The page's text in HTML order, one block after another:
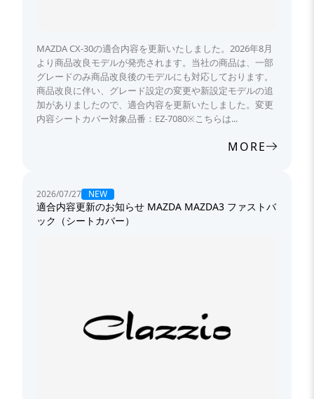
MAZDA CX-30の適合内容を更新いたしました。2026年8月
より商品改良モデルが発売されます。当社の商品は、一部
グレードのみ商品改良後のモデルにも対応しております。
商品改良に伴い、グレード設定の変更や新設定モデルの追
加がありましたので、適合内容を更新いたしました。変更
内容シートカバー対象品番：EZ-7080※こちらは...
MORE
2026/07/27 NEW
適合内容更新のお知らせ MAZDA MAZDA3 ファストバ
ック（シートカバー）